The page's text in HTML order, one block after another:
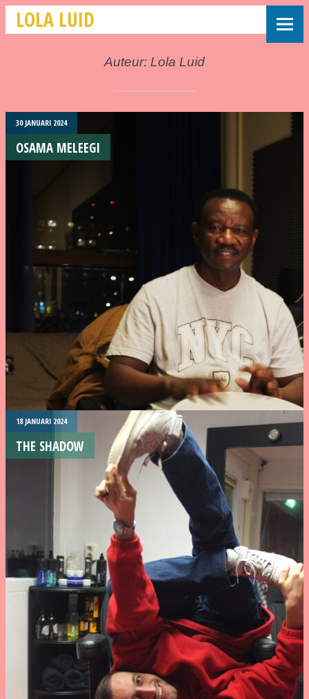
LOLA LUID
Auteur: Lola Luid
30 JANUARI 2024
OSAMA MELEEGI
18 JANUARI 2024
THE SHADOW